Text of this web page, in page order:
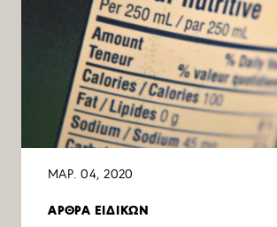
ΜΑΡ. 04, 2020
ΑΡΘΡΑ ΕΙΔΙΚΩΝ